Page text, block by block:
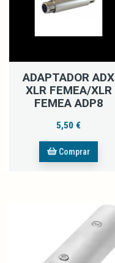
ADAPTADOR ADX
XLR FEMEA/XLR
FEMEA ADP8
5,50 €
Comprar